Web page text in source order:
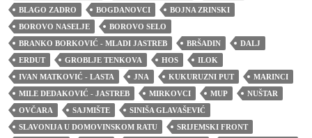
BLAGO ZADRO
BOGDANOVCI
BOJNA ZRINSKI
BOROVO NASELJE
BOROVO SELO
BRANKO BORKOVIĆ - MLADI JASTREB
BRŠADIN
DALJ
ERDUT
GROBLJE TENKOVA HOS
ILOK
IVAN MATKOVIĆ - LASTA
JNA KUKURUZNI PUT
MARINCI
MILE DEDAKOVIĆ - JASTREB
MIRKOVCI MUP
NUŠTAR
OVČARA
SAJMIŠTE
SINIŠA GLAVAŠEVIĆ
SLAVONIJA U DOMOVINSKOM RATU
SRIJEMSKI FRONT